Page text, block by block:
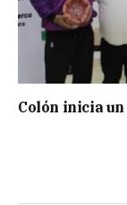
Colón inicia